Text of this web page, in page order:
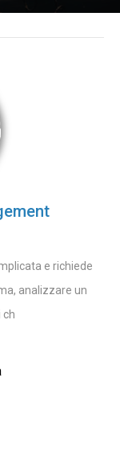
e richiede
analizzare un
ch